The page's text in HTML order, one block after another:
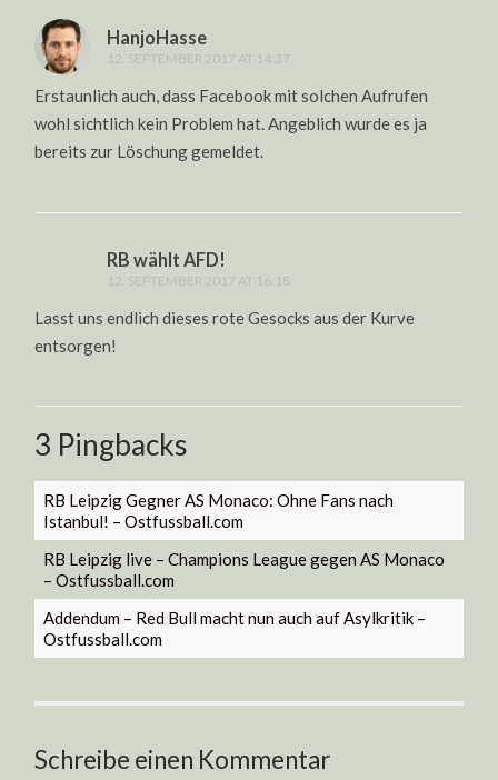
HanjoHasse
12. SEPTEMBER 2017 AT 14:37
Erstaunlich auch, dass Facebook mit solchen Aufrufen
wohl sichtlich kein Problem hat. Angeblich wurde es ja
bereits zur Löschung gemeldet.
RB wählt AFD!
12. SEPTEMBER 2017 AT 16:18
Lasst uns endlich dieses rote Gesocks aus der Kurve
entsorgen!
3 Pingbacks
RB Leipzig Gegner AS Monaco: Ohne Fans nach
Istanbul! – Ostfussball.com
RB Leipzig live – Champions League gegen AS Monaco
– Ostfussball.com
Addendum – Red Bull macht nun auch auf Asylkritik –
Ostfussball.com
Schreibe einen Kommentar